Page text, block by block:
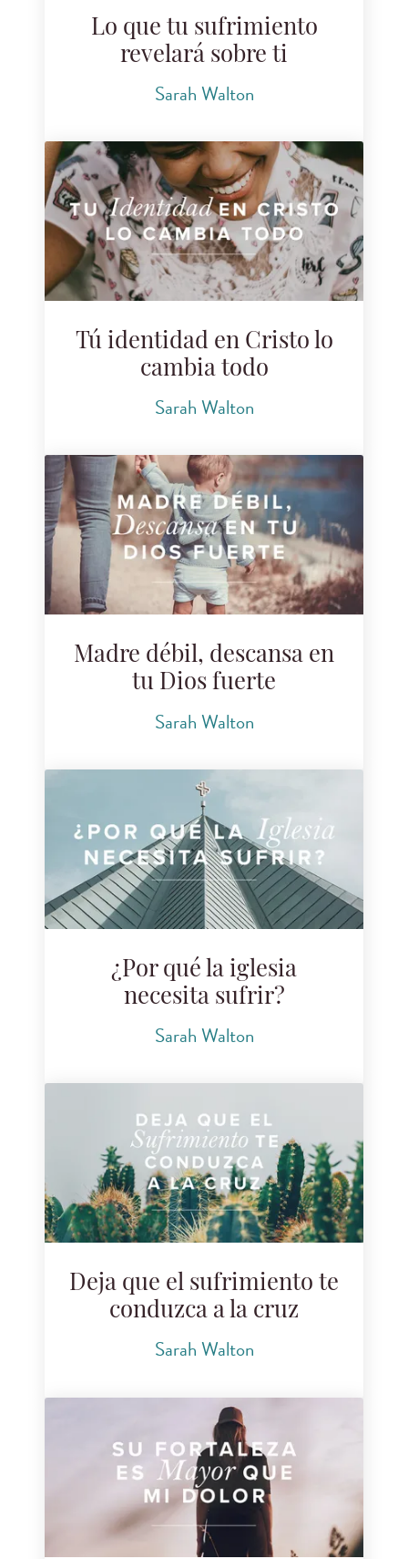
Lo que tu sufrimiento
revelará sobre ti
Sarah Walton
Tú identidad en Cristo lo
cambia todo
Sarah Walton
Madre débil, descansa en
tu Dios fuerte
Sarah Walton
¿Por qué la iglesia
necesita sufrir?
Sarah Walton
Deja que el sufrimiento te
conduzca a la cruz
Sarah Walton